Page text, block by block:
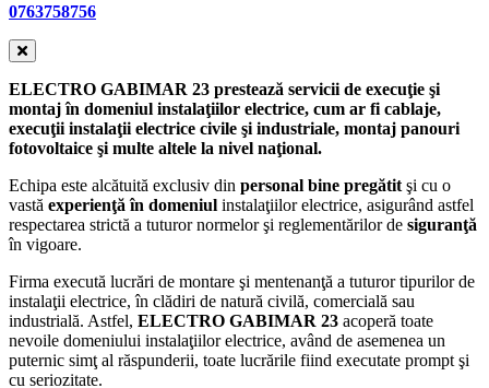
0763758756
ELECTRO GABIMAR 23 prestează servicii de execuţie şi
montaj în domeniul instalaţiilor electrice, cum ar fi cablaje,
execuţii instalaţii electrice civile şi industriale, montaj panouri
fotovoltaice şi multe altele la nivel naţional.
Echipa este alcătuită exclusiv din personal bine pregătit şi cu o
vastă experienţă în domeniul instalaţiilor electrice, asigurând astfel
respectarea strictă a tuturor normelor şi reglementărilor de siguranţă
în vigoare.
Firma execută lucrări de montare şi mentenanţă a tuturor tipurilor de
instalaţii electrice, în clădiri de natură civilă, comercială sau
industrială. Astfel, ELECTRO GABIMAR 23 acoperă toate
nevoile domeniului instalaţiilor electrice, având de asemenea un
puternic simţ al răspunderii, toate lucrările fiind executate prompt şi
cu seriozitate.